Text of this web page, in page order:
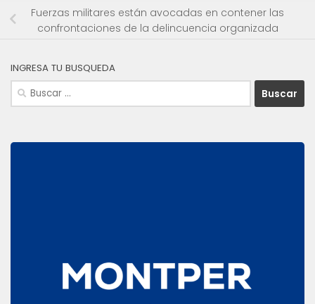
Fuerzas militares están avocadas en contener las
confrontaciones de la delincuencia organizada
INGRESA TU BUSQUEDA
Buscar: